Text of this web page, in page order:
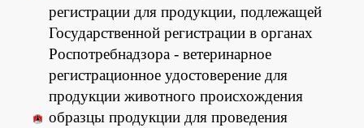
регистрации для продукции, подлежащей
Государственной регистрации в органах
Роспотребнадзора - ветеринарное
регистрационное удостоверение для
продукции животного происхождения
образцы продукции для проведения